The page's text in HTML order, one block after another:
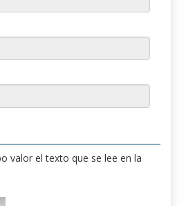
valor el texto que se lee en la